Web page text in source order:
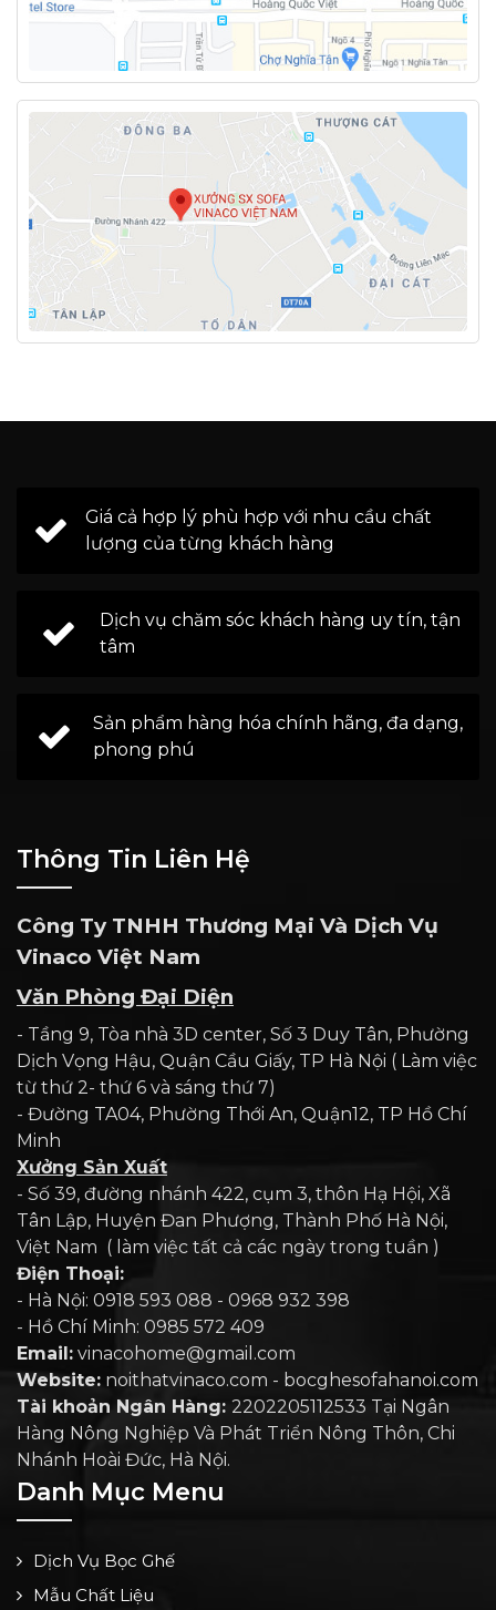
Giá cả hợp lý phù hợp với nhu cầu chất
lượng của từng khách hàng
Dịch vụ chăm sóc khách hàng uy tín, tận
tâm
Sản phẩm hàng hóa chính hãng, đa dạng,
phong phú
Thông Tin Liên Hệ
Công Ty TNHH Thương Mại Và Dịch Vụ
Vinaco Việt Nam
Văn Phòng Đại Diện
- Tầng 9, Tòa nhà 3D center, Số 3 Duy Tân, Phường
Dịch Vọng Hậu, Quận Cầu Giấy, TP Hà Nội ( Làm việc
từ thứ 2- thứ 6 và sáng thứ 7)
- Đường TA04, Phường Thới An, Quận12, TP Hồ Chí
Minh
Xưởng Sản Xuất
- Số 39, đường nhánh 422, cụm 3, thôn Hạ Hội, Xã
Tân Lập, Huyện Đan Phượng, Thành Phố Hà Nội,
Việt Nam ( làm việc tất cả các ngày trong tuần )
Điện Thoại:
- Hà Nội: 0918 593 088 - 0968 932 398
- Hồ Chí Minh: 0985 572 409
Email: vinacohome@gmail.com
Website: noithatvinaco.com - bocghesofahanoi.com
Tài khoản Ngân Hàng: 2202205112533 Tại Ngân
Hàng Nông Nghiệp Và Phát Triển Nông Thôn, Chi
Nhánh Hoài Đức, Hà Nội.
Danh Mục Menu
Dịch Vụ Bọc Ghế
Mẫu Chất Liệu